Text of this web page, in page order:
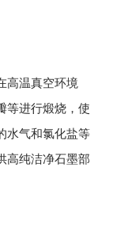
h1Pa/h额定功率
高温真空环境
等进行煅烧，使
水气和氯化盐等
高纯洁净石墨部